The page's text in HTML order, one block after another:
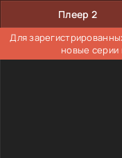
Плеер 2
Для
новые серии